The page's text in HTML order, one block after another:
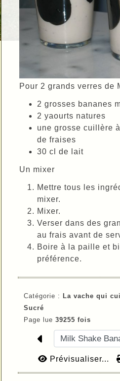
Pour 2 grands verres de
2 grosses bananes
2 yaourts natures
une grosse cuillère
de fraises
30 cl de lait
Un mixer
Mettre tous les
mixer.
Mixer.
Verser dans des
au frais avant de
Boire à la paille et
préférence.
Catégorie : La vache qui
Sucré
Page lue 39255 fois
Prévisualiser...